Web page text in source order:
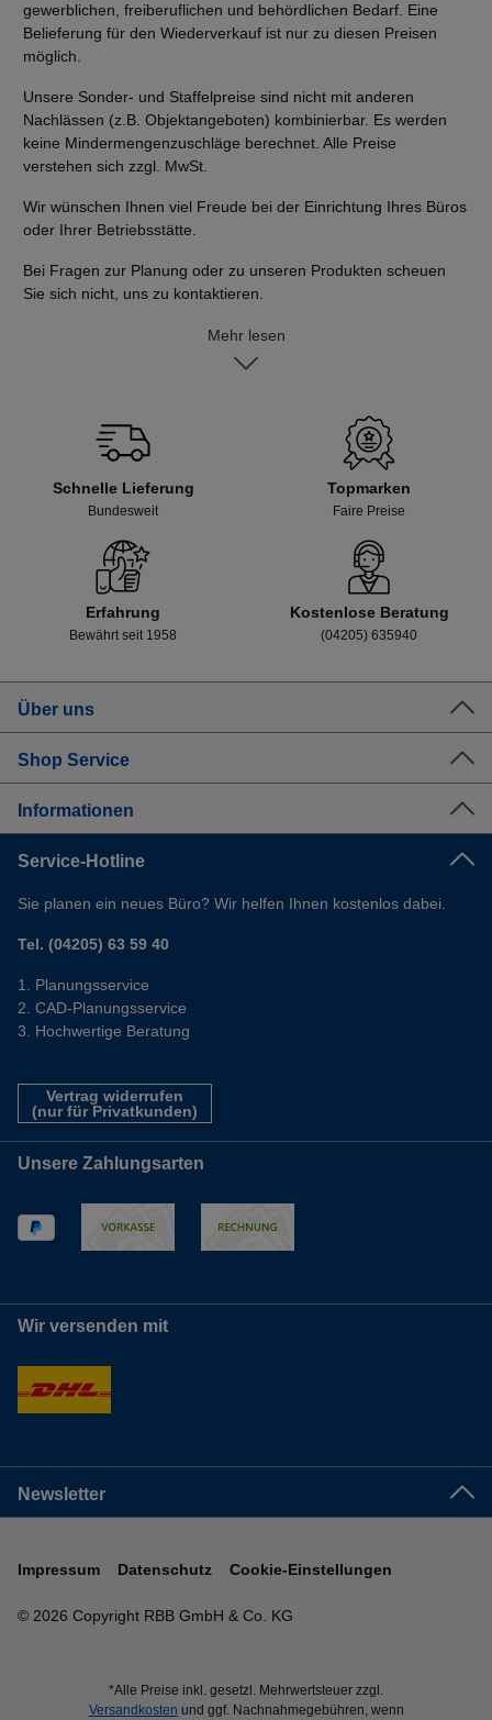
gewerblichen, freiberuflichen und behördlichen Bedarf. Eine
Belieferung für den Wiederverkauf ist nur zu diesen Preisen
möglich.
Unsere Sonder- und Staffelpreise sind nicht mit anderen
Nachlässen (z.B. Objektangeboten) kombinierbar. Es werden
keine Mindermengenzuschläge berechnet. Alle Preise
verstehen sich zzgl. MwSt.
Wir wünschen Ihnen viel Freude bei der Einrichtung Ihres Büros
oder Ihrer Betriebsstätte.
Bei Fragen zur Planung oder zu unseren Produkten scheuen
Sie sich nicht, uns zu kontaktieren.
Mehr lesen
Schnelle Lieferung
Bundesweit
Topmarken
Faire Preise
Erfahrung
Bewährt seit 1958
Kostenlose Beratung
(04205) 635940
Über uns
Shop Service
Informationen
Service-Hotline
Sie planen ein neues Büro? Wir helfen Ihnen kostenlos dabei.
Tel. (04205) 63 59 40
Planungsservice
CAD-Planungsservice
Hochwertige Beratung
Vertrag widerrufen
(nur für Privatkunden)
Unsere Zahlungsarten
Wir versenden mit
Newsletter
© 2026 Copyright RBB GmbH & Co. KG
Impressum Datenschutz Cookie-Einstellungen
*Alle Preise inkl. gesetzl. Mehrwertsteuer zzgl.
Versandkosten und ggf. Nachnahmegebühren, wenn